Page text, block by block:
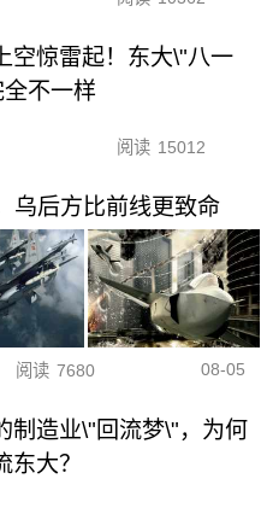
空惊雷起！东大\"八一
不一样
阅读 15012
乌后方比前线更致命
阅读 7680 08-05
制造业\"回流梦\"，为何
东大？